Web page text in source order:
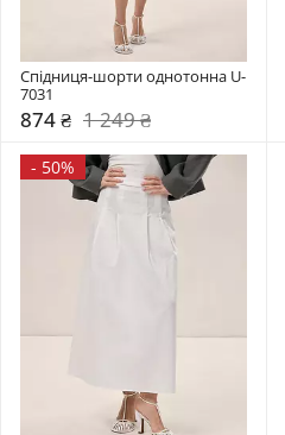
Спідниця-шорти однотонна U-
7031
874 ₴ 1 249 ₴
- 50%